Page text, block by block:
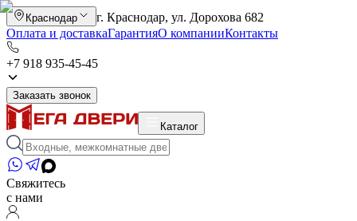
Краснодар
г. Краснодар, ул. Дорохова 682
Оплата и доставкаГарантияО компанииКонтакты
+7 918 935-45-45
Заказать звонок
Каталог
Свяжитесь
с нами